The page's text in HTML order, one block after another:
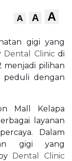
A A A
gigi yang
Dental Clinicdi
menjadi pilihan
peduli dengan
Mall Kelapa
layanan
Dalam
gigi yang
Dental Clinic